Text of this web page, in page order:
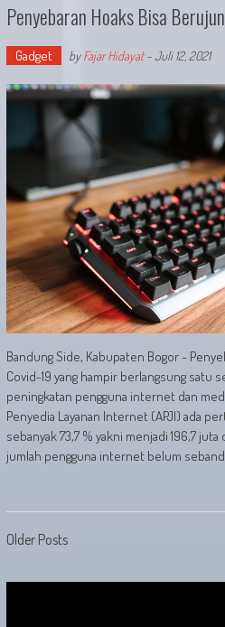
Penyebaran Hoaks Bisa
Gadget byFajar Hidayat- Juli 12, 2021
Bandung Side, Kabupaten Bogor -
Covid-19 yang hampir berlangsung satu
peningkatan pengguna internet dan
Penyedia Layanan Internet (APJI) ada
sebanyak 73,7 % yakni menjadi 196,7
jumlah pengguna internet belum
Posts
navigation
Older Posts